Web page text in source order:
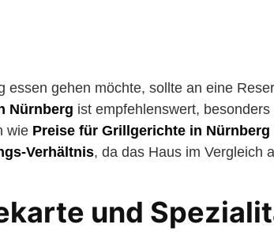
essen gehen möchte, sollte an eine
Nürnberg ist empfehlenswert,
wie Preise für Grillgerichte in Nürnberg
Verhältnis, da das Haus im Vergleich
und